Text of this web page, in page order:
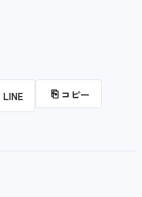
LINE ⎘ コピー